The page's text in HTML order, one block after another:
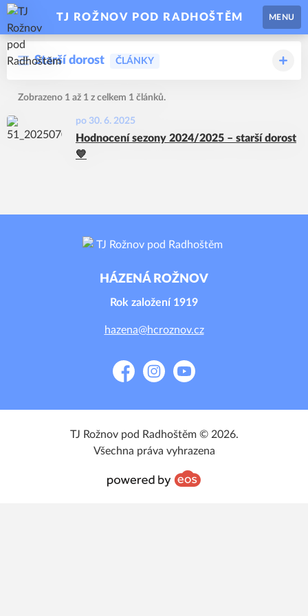
TJ ROŽNOV POD RADHOŠTĚM MENU
Starší dorost ČLÁNKY
Zobrazeno 1 až 1 z celkem 1 článků.
po 30. 6. 2025
Hodnocení sezony 2024/2025 – starší dorost
💙
HÁZENÁ ROŽNOV
Rok založení 1919
hazena@hcroznov.cz
FacebookInstagramYouTube
TJ Rožnov pod Radhoštěm © 2026.
Všechna práva vyhrazena